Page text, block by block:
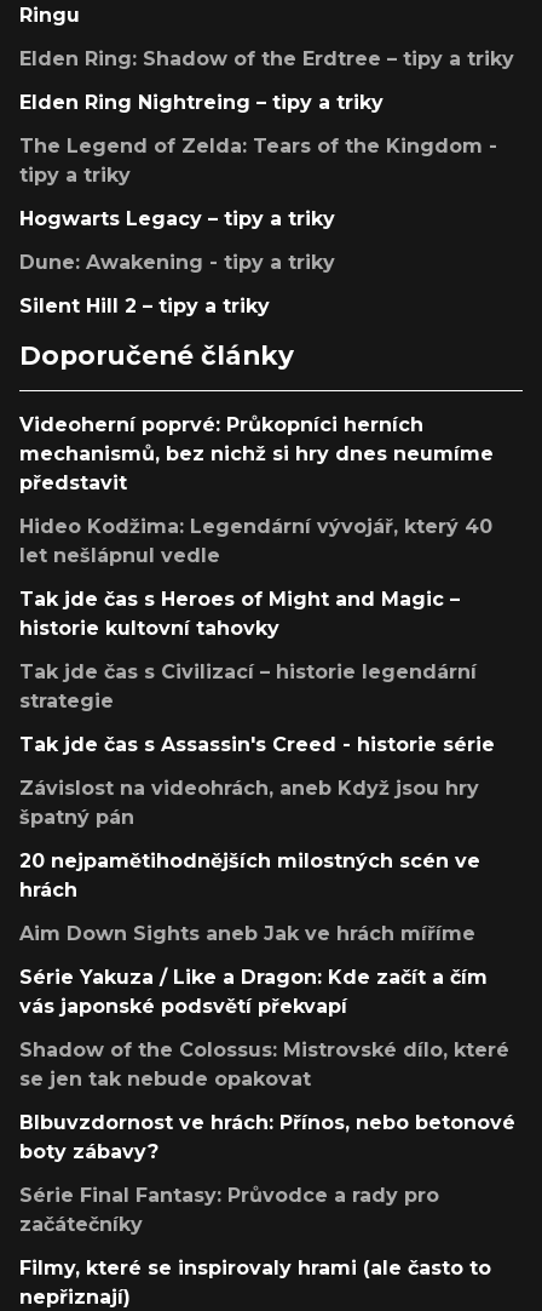
Ringu
Elden Ring: Shadow of the Erdtree – tipy a triky
Elden Ring Nightreing – tipy a triky
The Legend of Zelda: Tears of the Kingdom -
tipy a triky
Hogwarts Legacy – tipy a triky
Dune: Awakening - tipy a triky
Silent Hill 2 – tipy a triky
Doporučené články
Videoherní poprvé: Průkopníci herních
mechanismů, bez nichž si hry dnes neumíme
představit
Hideo Kodžima: Legendární vývojář, který 40
let nešlápnul vedle
Tak jde čas s Heroes of Might and Magic –
historie kultovní tahovky
Tak jde čas s Civilizací – historie legendární
strategie
Tak jde čas s Assassin's Creed - historie série
Závislost na videohrách, aneb Když jsou hry
špatný pán
20 nejpamětihodnějších milostných scén ve
hrách
Aim Down Sights aneb Jak ve hrách míříme
Série Yakuza / Like a Dragon: Kde začít a čím
vás japonské podsvětí překvapí
Shadow of the Colossus: Mistrovské dílo, které
se jen tak nebude opakovat
Blbuvzdornost ve hrách: Přínos, nebo betonové
boty zábavy?
Série Final Fantasy: Průvodce a rady pro
začátečníky
Filmy, které se inspirovaly hrami (ale často to
nepřiznají)